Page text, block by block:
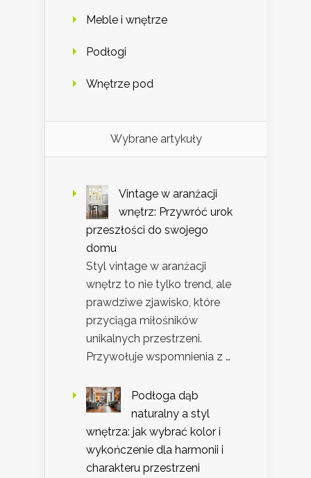
Meble i wnętrze
Podłogi
Wnętrze pod
Wybrane artykuły
Vintage w aranżacji
wnętrz: Przywróć urok
przeszłości do swojego
domu
Styl vintage w aranżacji
wnętrz to nie tylko trend, ale
prawdziwe zjawisko, które
przyciąga miłośników
unikalnych przestrzeni.
Przywołuje wspomnienia z …
Podłoga dąb
naturalny a styl
wnętrza: jak wybrać kolor i
wykończenie dla harmonii i
charakteru przestrzeni